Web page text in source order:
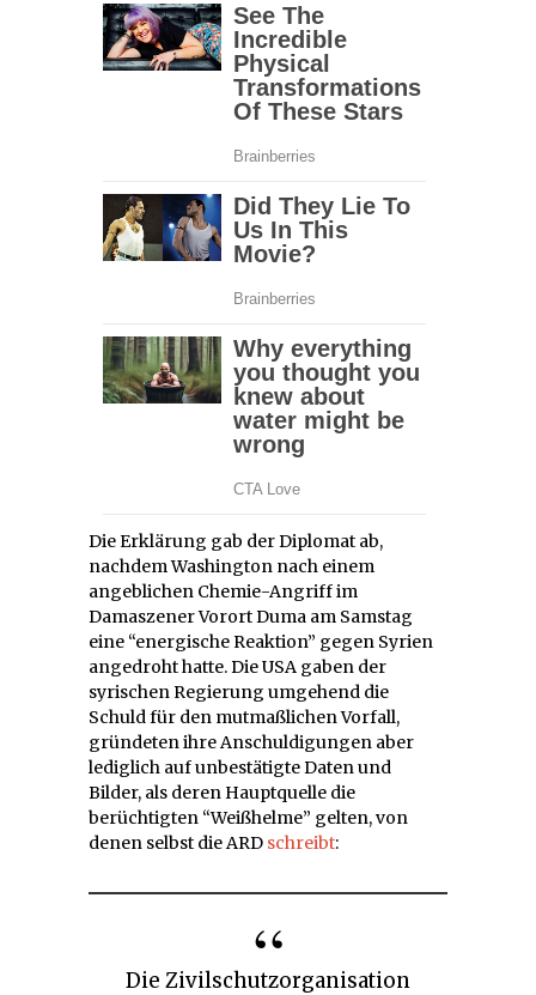
Die Erklärung gab der Diplomat ab,
nachdem Washington nach einem
angeblichen Chemie-Angriff im
Damaszener Vorort Duma am Samstag
eine “energische Reaktion” gegen Syrien
angedroht hatte. Die USA gaben der
syrischen Regierung umgehend die
Schuld für den mutmaßlichen Vorfall,
gründeten ihre Anschuldigungen aber
lediglich auf unbestätigte Daten und
Bilder, als deren Hauptquelle die
berüchtigten “Weißhelme” gelten, von
denen selbst die ARD schreibt:
Die Zivilschutzorganisation